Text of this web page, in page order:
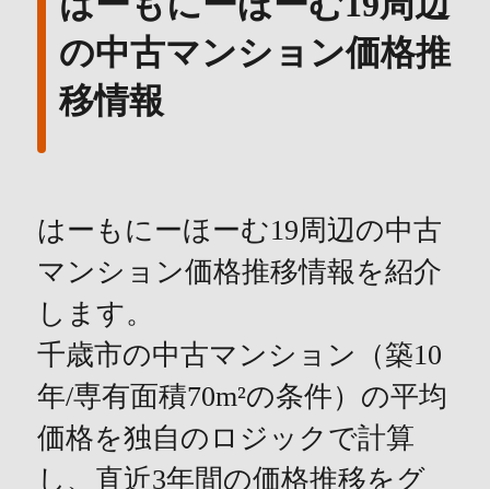
の中古マンション価格推
移情報
はーもにーほーむ19周辺の中古
マンション価格推移情報を紹介
します。
千歳市の中古マンション（築10
年/専有面積70m²の条件）の平均
価格を独自のロジックで計算
し、直近3年間の価格推移をグ